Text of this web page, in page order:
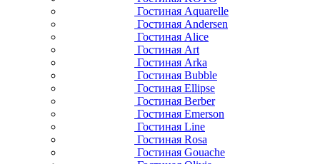
Гостиная Aquarelle
Гостиная Andersen
Гостиная Alice
Гостиная Art
Гостиная Arka
Гостиная Bubble
Гостиная Ellipse
Гостиная Berber
Гостиная Emerson
Гостиная Line
Гостиная Rosa
Гостиная Gouache